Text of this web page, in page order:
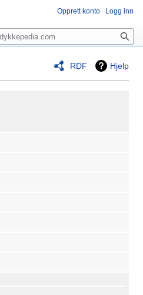
RDF Hjelp
Opprett konto Logg inn